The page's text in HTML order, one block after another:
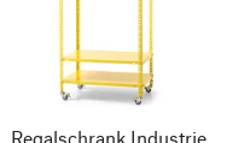
Regalschrank Industrie